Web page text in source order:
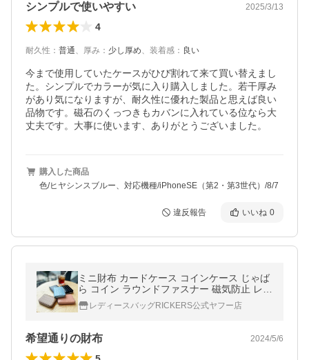
シンプルで使いやすい 2025/3/13
4
耐久性 ： 普通、 厚み ： 少し厚め、 装着感 ： 良い
今まで使用していたケースがひび割れて来て買い替えまし
た。シンプルでカラーが気に入り購入しました。若干厚み
があり気になりますが、耐久性に優れた製品と思えば良い
品物です。磁石のくっつきもカバンに入れている位なら大
丈夫です。大事に使います、ありがとうございました。
購入した商品
色/ヒヤシンスブルー、対応機種/iPhoneSE（第2・第3世代）/8/7
違反報告 いいね 0
ミニ財布 カードケース コインケース じゃば
ら コイン ラウンドファスナー 磁気防止 レデ
ィース 大容量 お札が折れない クロコ調 クリ
スマスプレゼント 化粧箱入
レディースバッグRICKERS公式ヤフー店
希望通りの財布 2024/5/6